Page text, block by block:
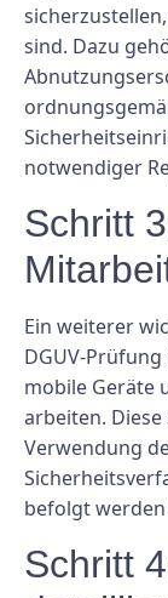
sind. Dazu
notwendiger
Schritt
Ein weiterer
DGUV-
mobile Geräte
arbeiten.
Verwendung
befolgt
Schritt